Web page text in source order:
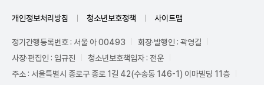
개인정보처리방침 청소년보호정책 사이트맵
정기간행등록번호 : 서울 아 00493
회장·발행인 : 곽영길
사장·편집인 : 임규진
청소년보호책임자 : 전운
주소 : 서울특별시 종로구 종로 1길 42(수송동 146-1) 이마빌딩 11층